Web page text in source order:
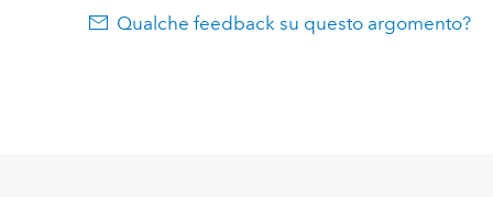
Qualche feedback su questo argomento?